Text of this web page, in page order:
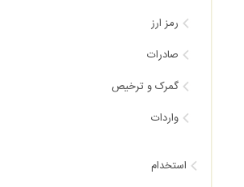
رمز ارز
صادرات
گمرک و ترخیص
واردات
استخدام